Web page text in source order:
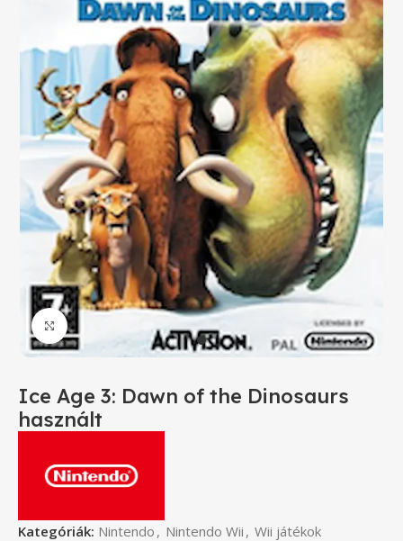
Click to enlarge
Ice Age 3: Dawn of the Dinosaurs
használt
Kategóriák: Nintendo , Nintendo Wii , Wii játékok